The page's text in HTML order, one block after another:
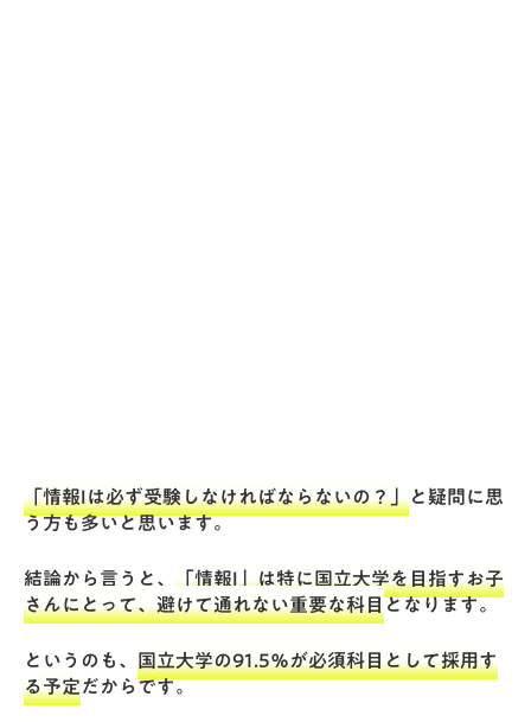
「情報Iは必ず受験しなければならないの？」と疑問に思
う方も多いと思います。
結論から言うと、 「情報I」は特に国立大学を目指すお子
さんにとって、避けて通れない重要な科目となります。
というのも、 国立大学の91.5％が必須科目として採用す
る予定だからです。